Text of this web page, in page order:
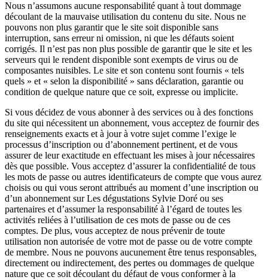
Nous n’assumons aucune responsabilité quant à tout dommage
découlant de la mauvaise utilisation du contenu du site. Nous ne
pouvons non plus garantir que le site soit disponible sans
interruption, sans erreur ni omission, ni que les défauts soient
corrigés. Il n’est pas non plus possible de garantir que le site et les
serveurs qui le rendent disponible sont exempts de virus ou de
composantes nuisibles. Le site et son contenu sont fournis « tels
quels » et « selon la disponibilité » sans déclaration, garantie ou
condition de quelque nature que ce soit, expresse ou implicite.
Si vous décidez de vous abonner à des services ou à des fonctions
du site qui nécessitent un abonnement, vous acceptez de fournir des
renseignements exacts et à jour à votre sujet comme l’exige le
processus d’inscription ou d’abonnement pertinent, et de vous
assurer de leur exactitude en effectuant les mises à jour nécessaires
dès que possible. Vous acceptez d’assurer la confidentialité de tous
les mots de passe ou autres identificateurs de compte que vous aurez
choisis ou qui vous seront attribués au moment d’une inscription ou
d’un abonnement sur Les dégustations Sylvie Doré ou ses
partenaires et d’assumer la responsabilité à l’égard de toutes les
activités reliées à l’utilisation de ces mots de passe ou de ces
comptes. De plus, vous acceptez de nous prévenir de toute
utilisation non autorisée de votre mot de passe ou de votre compte
de membre. Nous ne pouvons aucunement être tenus responsables,
directement ou indirectement, des pertes ou dommages de quelque
nature que ce soit découlant du défaut de vous conformer à la